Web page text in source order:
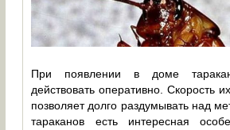
При появлении в доме
действовать оперативно. Скорость
позволяет долго раздумывать над
тараканов есть интересная